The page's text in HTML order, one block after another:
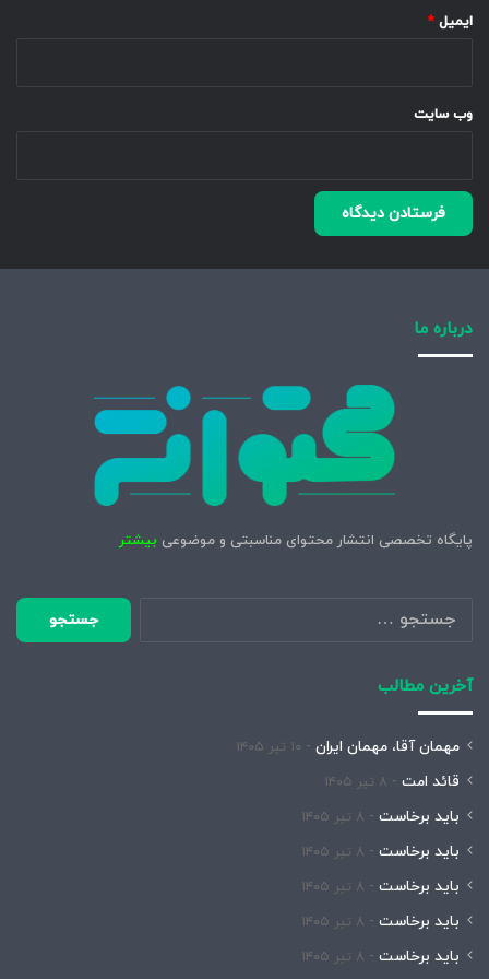
ایمیل *
وب‌ سایت
درباره ما
پایگاه تخصصی انتشار محتوای مناسبتی و موضوعی بیشتر
جستجو
برای:
آخرین مطالب
مهمان آقا، مهمان ایران ۱۰ تیر ۱۴۰۵
قائد امت ۸ تیر ۱۴۰۵
باید برخاست ۸ تیر ۱۴۰۵
باید برخاست ۸ تیر ۱۴۰۵
باید برخاست ۸ تیر ۱۴۰۵
باید برخاست ۸ تیر ۱۴۰۵
باید برخاست ۸ تیر ۱۴۰۵